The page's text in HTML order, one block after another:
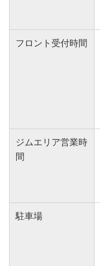
フロント受付時間
ジムエリア営業時
間
駐車場